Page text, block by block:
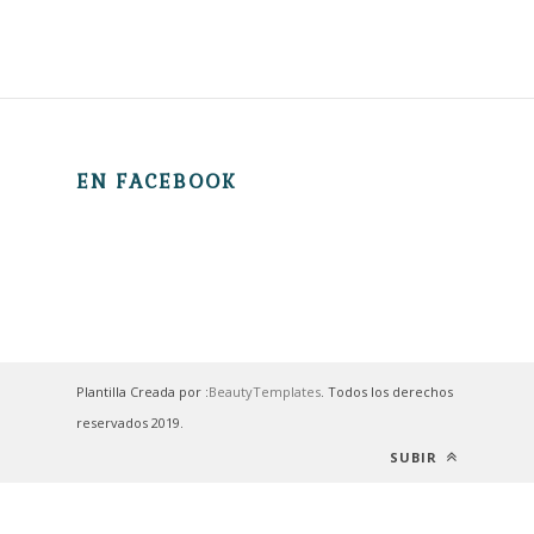
EN FACEBOOK
Plantilla Creada por :BeautyTemplates. Todos los derechos
reservados 2019.
SUBIR